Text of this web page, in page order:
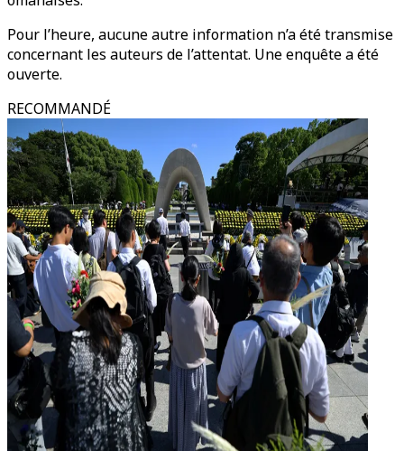
Pour l’heure, aucune autre information n’a été transmise
concernant les auteurs de l’attentat. Une enquête a été
ouverte.
RECOMMANDÉ